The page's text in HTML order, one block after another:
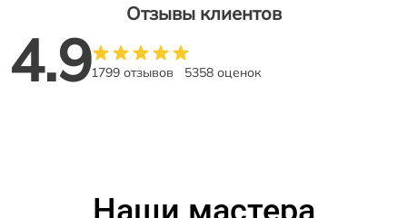
Отзывы клиентов
4.91799 отзывов 5358 оценок
Наши мастера